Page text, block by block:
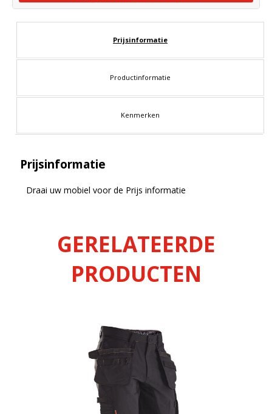
Prijsinformatie
Productinformatie
Kenmerken
Prijsinformatie
Draai uw mobiel voor de Prijs informatie
GERELATEERDE
PRODUCTEN